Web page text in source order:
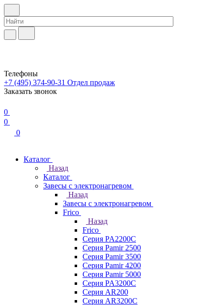
Телефоны
+7 (495) 374-90-31 Отдел продаж
Заказать звонок
0
0
0
Каталог
Назад
Каталог
Завесы с электронагревом
Назад
Завесы с электронагревом
Frico
Назад
Frico
Серия PA2200C
Серия Pamir 2500
Серия Pamir 3500
Серия Pamir 4200
Серия Pamir 5000
Серия PA3200C
Серия AR200
Серия AR3200C